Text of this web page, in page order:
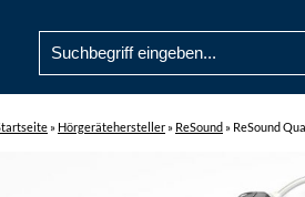
» Hörgerätehersteller » ReSound » ReSound